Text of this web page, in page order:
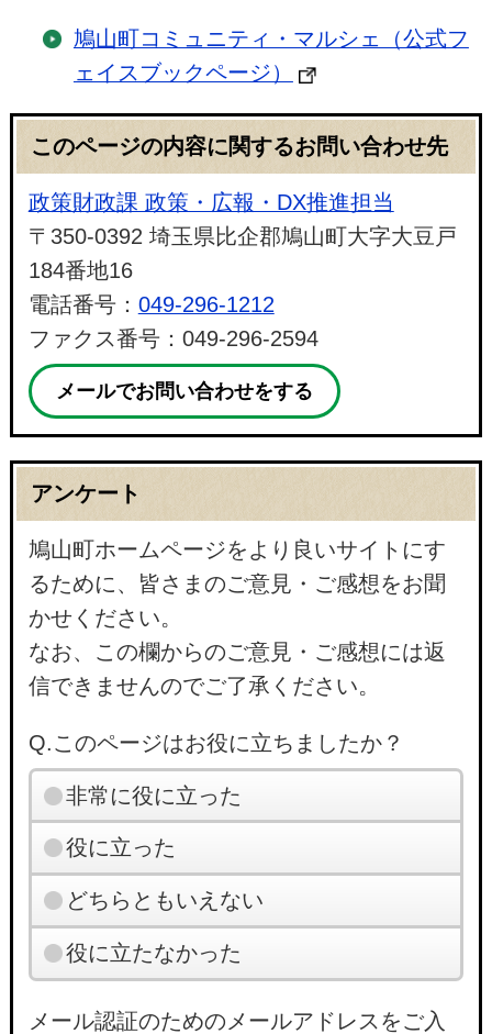
鳩山町コミュニティ・マルシェ（公式フ
ェイスブックページ）
このページの内容に関するお問い合わせ先
政策財政課 政策・広報・DX推進担当
〒350-0392 埼玉県比企郡鳩山町大字大豆戸
184番地16
電話番号： 049-296-1212
ファクス番号：049-296-2594
メールでお問い合わせをする
アンケート
鳩山町ホームページをより良いサイトにす
るために、皆さまのご意見・ご感想をお聞
かせください。
なお、この欄からのご意見・ご感想には返
信できませんのでご了承ください。
Q.このページはお役に立ちましたか？
非常に役に立った
役に立った
どちらともいえない
役に立たなかった
メール認証のためのメールアドレスをご入